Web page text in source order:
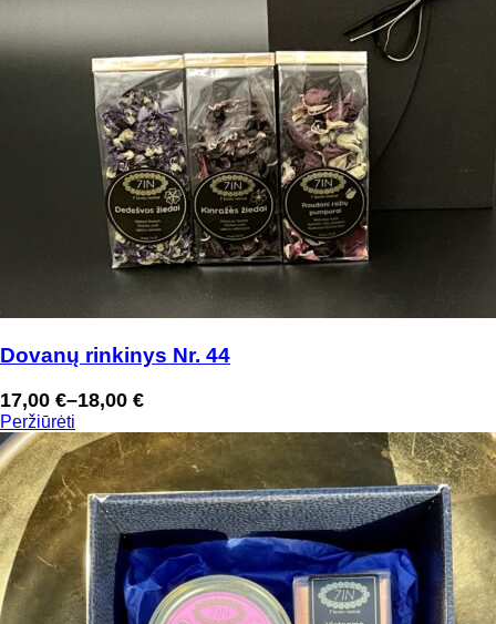
Dovanų rinkinys Nr. 44
17,00 €–18,00 €
Price
range:
17,00 €
through
18,00 €
Peržiūrėti